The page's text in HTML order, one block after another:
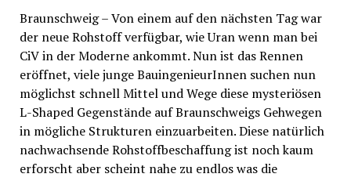
Braunschweig – Von einem auf den nächsten Tag war
der neue Rohstoff verfügbar, wie Uran wenn man bei
CiV in der Moderne ankommt. Nun ist das Rennen
eröffnet, viele junge BauingenieurInnen suchen nun
möglichst schnell Mittel und Wege diese mysteriösen
L-Shaped Gegenstände auf Braunschweigs Gehwegen
in mögliche Strukturen einzuarbeiten. Diese natürlich
nachwachsende Rohstoffbeschaffung ist noch kaum
erforscht aber scheint nahe zu endlos was die